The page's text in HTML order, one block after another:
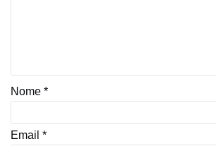
Nome *
Email *